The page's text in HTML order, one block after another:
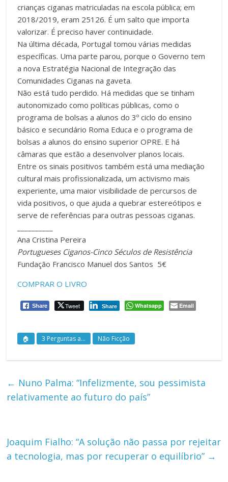
crianças ciganas matriculadas na escola pública; em
2018/2019, eram 25126. É um salto que importa
valorizar. É preciso haver continuidade.
Na última década, Portugal tomou várias medidas
específicas. Uma parte parou, porque o Governo tem
a nova Estratégia Nacional de Integração das
Comunidades Ciganas na gaveta.
Não está tudo perdido. Há medidas que se tinham
autonomizado como políticas públicas, como o
programa de bolsas a alunos do 3º ciclo do ensino
básico e secundário Roma Educa e o programa de
bolsas a alunos do ensino superior OPRE. E há
câmaras que estão a desenvolver planos locais.
Entre os sinais positivos também está uma mediação
cultural mais profissionalizada, um activismo mais
experiente, uma maior visibilidade de percursos de
vida positivos, o que ajuda a quebrar estereótipos e
serve de referências para outras pessoas ciganas.
Ana Cristina Pereira
Portugueses Ciganos-Cinco Séculos de Resistência
Fundação Francisco Manuel dos Santos 5€
COMPRAR O LIVRO
Share Tweet Share Whatsapp Email
🏠 3 Perguntas a... Não Ficção
← Nuno Palma: “Infelizmente, sou pessimista
relativamente ao futuro do país”
Joaquim Fialho: “A solução não passa por rejeitar
a tecnologia, mas por recuperar o equilíbrio” →